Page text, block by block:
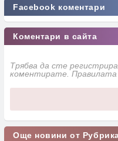
Facebook коментари
Коментари в сайта
Трябва да сте
коментирате. Правилата
Още новини от